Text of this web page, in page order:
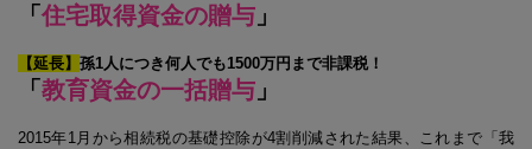
「 住宅取得資金の贈与 」
【延長】 孫1人につき何人でも1500万円まで非課税！
「 教育資金の一括贈与 」
2015年1月から相続税の基礎控除が4割削減された結果、これまで「我